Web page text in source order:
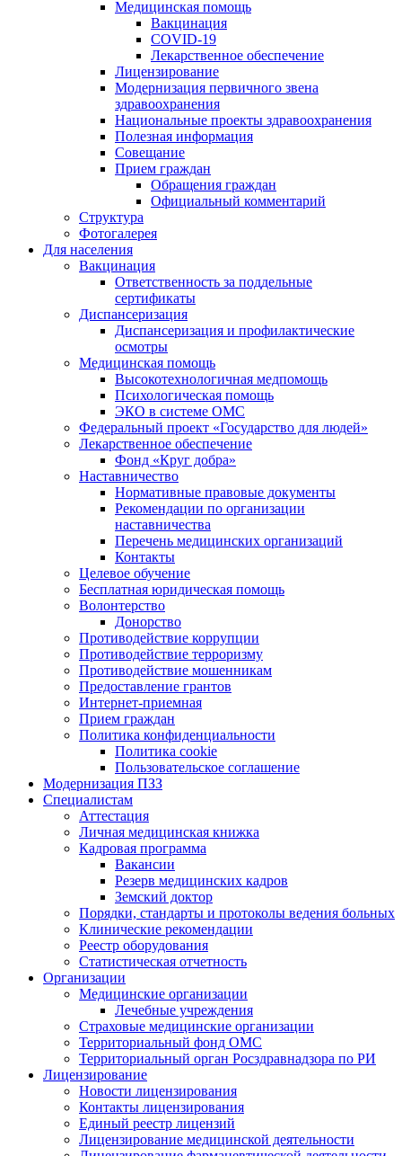
Медицинская помощь
Вакцинация
COVID-19
Лекарственное обеспечение
Лицензирование
Модернизация первичного звена
здравоохранения
Национальные проекты здравоохранения
Полезная информация
Совещание
Прием граждан
Обращения граждан
Официальный комментарий
Структура
Фотогалерея
Для населения
Вакцинация
Ответственность за поддельные
сертификаты
Диспансеризация
Диспансеризация и профилактические
осмотры
Медицинская помощь
Высокотехнологичная медпомощь
Психологическая помощь
ЭКО в системе ОМС
Федеральный проект «Государство для людей»
Лекарственное обеспечение
Фонд «Круг добра»
Наставничество
Нормативные правовые документы
Рекомендации по организации
наставничества
Перечень медицинских организаций
Контакты
Целевое обучение
Бесплатная юридическая помощь
Волонтерство
Донорство
Противодействие коррупции
Противодействие терроризму
Противодействие мошенникам
Предоставление грантов
Интернет-приемная
Прием граждан
Политика конфиденциальности
Политика cookie
Пользовательское соглашение
Модернизация ПЗЗ
Специалистам
Аттестация
Личная медицинская книжка
Кадровая программа
Вакансии
Резерв медицинских кадров
Земский доктор
Порядки, стандарты и протоколы ведения больных
Клинические рекомендации
Реестр оборудования
Статистическая отчетность
Организации
Медицинские организации
Лечебные учреждения
Страховые медицинские организации
Территориальный фонд ОМС
Территориальный орган Росздравнадзора по РИ
Лицензирование
Новости лицензирования
Контакты лицензирования
Единый реестр лицензий
Лицензирование медицинской деятельности